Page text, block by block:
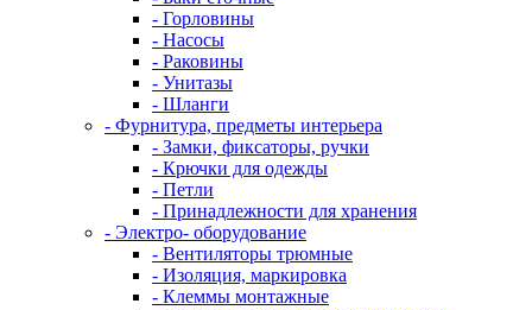
- Горловины
- Насосы
- Раковины
- Унитазы
- Шланги
- Фурнитура, предметы интерьера
- Замки, фиксаторы, ручки
- Крючки для одежды
- Петли
- Принадлежности для хранения
- Электро- оборудование
- Вентиляторы трюмные
- Изоляция, маркировка
- Клеммы монтажные